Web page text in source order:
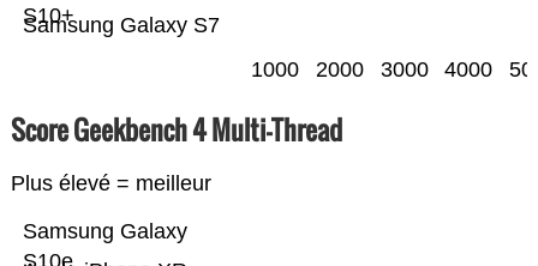
Samsung Galaxy S7
S10+
1000 2000 3000 4000
Score Geekbench 4 Multi-Thread
Plus élevé = meilleur
Samsung Galaxy